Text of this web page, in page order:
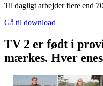
Til dagligt arbejder flere end
Gå til download
TV 2 er født i
mærkes. Hver